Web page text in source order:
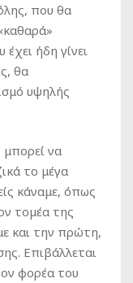
που θα
ήδη γίνει
θα
υψηλής
να
το μέγα
κάναμε, όπως
τομέα της
και την πρώτη,
Επιβάλλεται
φορέα του